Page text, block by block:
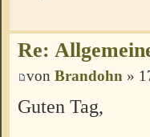
Re:
von Brandohn »
Guten Tag,